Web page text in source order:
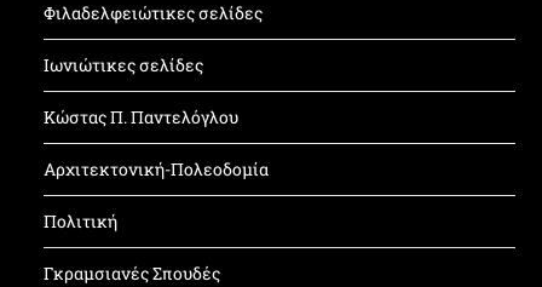
Φιλαδελφειώτικες σελίδες
Ιωνιώτικες σελίδες
Κώστας Π. Παντελόγλου
Αρχιτεκτονική-Πολεοδομία
Πολιτική
Γκραμσιανές Σπουδές